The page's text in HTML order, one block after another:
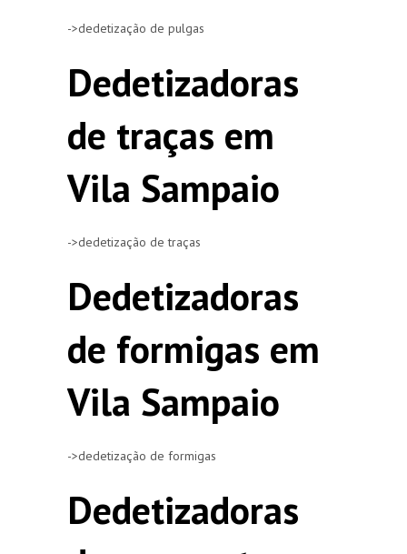
->dedetização de pulgas
Dedetizadoras
de traças em
Vila Sampaio
->dedetização de traças
Dedetizadoras
de formigas em
Vila Sampaio
->dedetização de formigas
Dedetizadoras